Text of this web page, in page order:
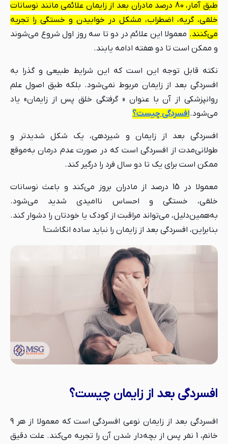
طبق آمار، 80 درصد مادران بعد از زایمان علائمی مانند نوسانات
خلقی، گریه، اضطراب، مشکل در خوابیدن و خستگی را تجربه
می‌کنند. معمولا این علائم در دو تا سه روز اول شروع می‌شوند
و ممکن است تا دو هفته ادامه یابند.
نکته قابل توجه این است که این شرایط طبیعی و گذرا به
افسردگی بعد از زایمان مربوط نمی‌شود. بلکه طبق اصول علم
روانپزشکی از آن با عنوان « گرفتگی خلق پس از زایمان» یاد
می‌شود.افسردگی چیست؟
افسردگی بعد از زایمان و شیردهی، یک شکل شدیدتر و
طولانی‌مدت از افسردگی است که در صورت عدم درمان به‌موقع
ممکن است برای یک تا دو سال فرد را درگیر کند.
معمولا در 15 درصد از مادران بروز می‌کند و باعث نوسانات
خلقی، خستگی و احساس ناامیدی شدید می‌شود.
به‌همین‌دلیل، می‌تواند مراقبت از کودک یا خودتان را دشوار کند.
بنابراین، افسردگی بعد از زایمان را نباید ساده انگاشت!
افسردگی بعد از زایمان چیست؟
افسردگی بعد از زایمان نوعی افسردگی است که معمولا از هر 9
خانم، 1 نفر پس از بچه‌دار شدن آن را تجربه می‌کند. علت دقیق